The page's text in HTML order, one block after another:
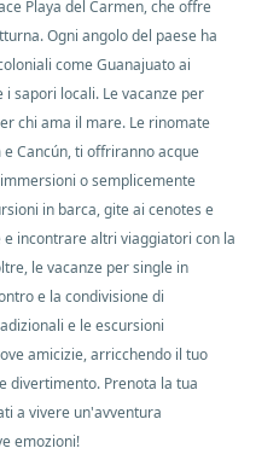
Playa del Carmen, che offre
Ogni angolo del paese ha
come Guanajuato ai
sapori locali. Le vacanze per
chi ama il mare. Le rinomate
Cancún, ti offriranno acque
o semplicemente
in barca, gite ai cenotes e
incontrare altri viaggiatori con la
le vacanze per single in
e la condivisione di
e le escursioni
amicizie, arricchendo il tuo
divertimento. Prenota la tua
a vivere un'avventura
emozioni!